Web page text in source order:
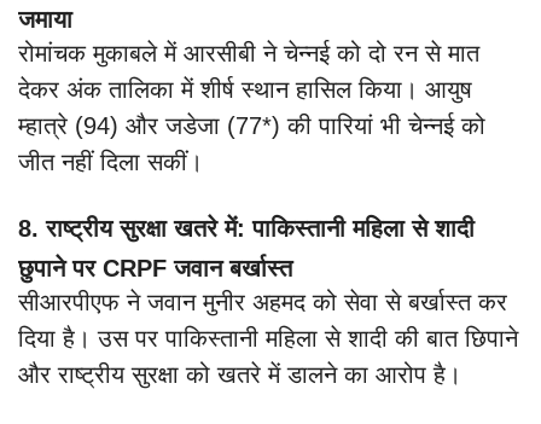
जमाया
रोमांचक मुकाबले में आरसीबी ने चेन्नई को दो रन से मात
देकर अंक तालिका में शीर्ष स्थान हासिल किया। आयुष
म्हात्रे (94) और जडेजा (77*) की पारियां भी चेन्नई को
जीत नहीं दिला सकीं।
8. राष्ट्रीय सुरक्षा खतरे में: पाकिस्तानी महिला से शादी
छुपाने पर CRPF जवान बर्खास्त
सीआरपीएफ ने जवान मुनीर अहमद को सेवा से बर्खास्त कर
दिया है। उस पर पाकिस्तानी महिला से शादी की बात छिपाने
और राष्ट्रीय सुरक्षा को खतरे में डालने का आरोप है।